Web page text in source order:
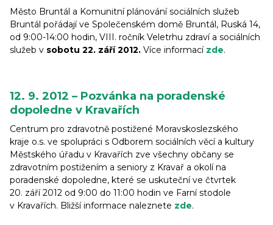
Město Bruntál a Komunitní plánování sociálních služeb
Bruntál pořádají ve Společenském domě Bruntál, Ruská 14,
od 9:00-14:00 hodin, VIII. ročník Veletrhu zdraví a sociálních
služeb v sobotu 22. září 2012. Více informací zde.
12. 9. 2012 – Pozvánka na poradenské
dopoledne v Kravařích
Centrum pro zdravotně postižené Moravskoslezského
kraje o.s. ve spolupráci s Odborem sociálních věcí a kultury
Městského úřadu v Kravařích zve všechny občany se
zdravotním postižením a seniory z Kravař a okolí na
poradenské dopoledne, které se uskuteční ve čtvrtek
20. září 2012 od 9:00 do 11:00 hodin ve Farní stodole
v Kravařích. Bližší informace naleznete zde.